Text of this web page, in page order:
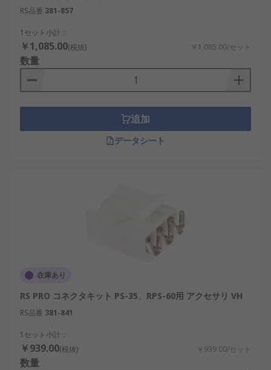
低価格で提供します。配送サービスと料金の詳細に
RS品番 381-857
1セット小計：
￥1,085.00(税抜) ￥1,085.00/セット
数量
追加
データシート
在庫あり
RS PRO コネクタキット PS-35、RPS-60用 アクセサリ VH
RS品番 381-841
1セット小計：
￥939.00(税抜) ￥939.00/セット
数量